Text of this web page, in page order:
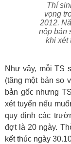
Thí
vọng
2012.
nộp bản
khi xét
Như vậy, mỗi TS
(tăng một bản so
bản gốc nhưng
xét tuyển nếu
quy định các
đợt là 20 ngày.
kết thúc ngày